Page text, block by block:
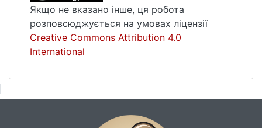
Якщо не вказано інше, ця робота
розповсюджується на умовах ліцензії
Creative Commons Attribution 4.0
International